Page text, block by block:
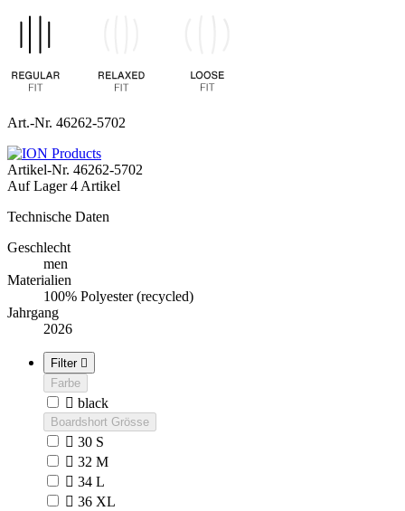
Art.-Nr. 46262-5702
Artikel-Nr. 46262-5702
Auf Lager 4 Artikel
Technische Daten
Geschlecht
men
Materialien
100% Polyester (recycled)
Jahrgang
2026
Filter 
Farbe
 black
Boardshort Grösse
 30 S
 32 M
 34 L
 36 XL